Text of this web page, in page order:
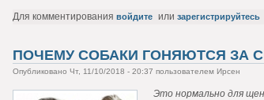
Для комментирования войдите или зарегистрируйтесь
ПОЧЕМУ СОБАКИ ГОНЯЮТСЯ ЗА
Опубликовано Чт, 11/10/2018 - 20:37 пользователем Ирсен
Это нормально для